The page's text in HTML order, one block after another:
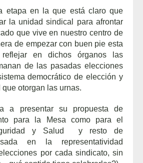
etapa en la que está claro que
la unidad sindical para afrontar
que vive en nuestro centro de
de empezar con buen pie esta
reflejar en dichos órganos las
de las pasadas elecciones
democrático de elección y
otorgan las urnas.
a presentar su propuesta de
para la Mesa como para el
y Salud y resto de
en la representatividad
por cada sindicato, sin